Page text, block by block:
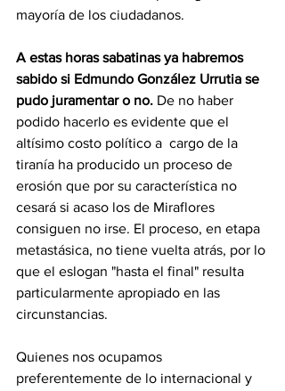
mayoría de los ciudadanos.
A estas horas sabatinas ya habremos
sabido si Edmundo González Urrutia se
pudo juramentar o no. De no haber
podido hacerlo es evidente que el
altísimo costo político a  cargo de la
tiranía ha producido un proceso de
erosión que por su característica no
cesará si acaso los de Miraflores
consiguen no irse. El proceso, en etapa
metastásica, no tiene vuelta atrás, por lo
que el eslogan "hasta el final" resulta
particularmente apropiado en las
circunstancias.
Quienes nos ocupamos
preferentemente de lo internacional y